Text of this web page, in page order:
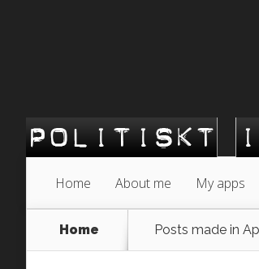
Home About me My apps
Home Posts made in